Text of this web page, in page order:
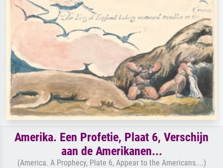
Amerika. Een Profetie, Plaat 6, Verschijn
aan de Amerikanen...
(America. A Prophecy, Plate 6, Appear to the Americans....)